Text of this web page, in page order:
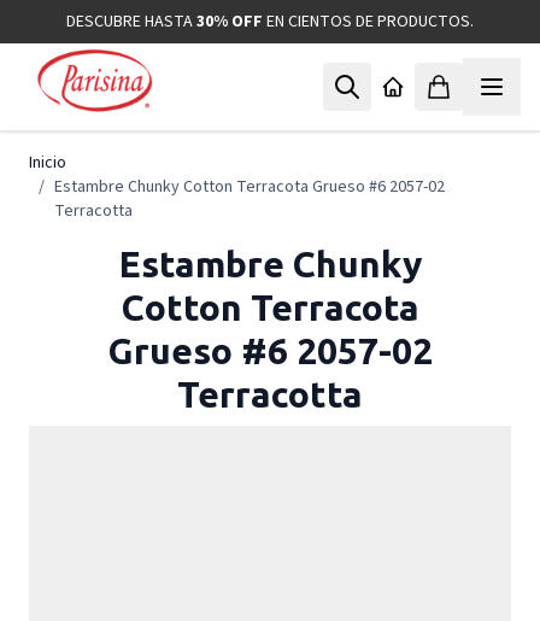
Ir al contenidoDESCUBRE HASTA30% OFF EN CIENTOS DE PRODUCTOS.
Inicio
/ Estambre Chunky Cotton Terracota Grueso #6 2057-02
Terracotta
Estambre Chunky
Cotton Terracota
Grueso #6 2057-02
Terracotta